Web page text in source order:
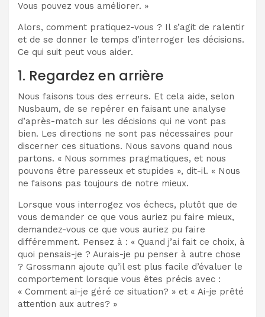
Vous pouvez vous améliorer. »
Alors, comment pratiquez-vous ? Il s’agit de ralentir
et de se donner le temps d’interroger les décisions.
Ce qui suit peut vous aider.
1. Regardez en arrière
Nous faisons tous des erreurs. Et cela aide, selon
Nusbaum, de se repérer en faisant une analyse
d’après-match sur les décisions qui ne vont pas
bien. Les directions ne sont pas nécessaires pour
discerner ces situations. Nous savons quand nous
partons. « Nous sommes pragmatiques, et nous
pouvons être paresseux et stupides », dit-il. « Nous
ne faisons pas toujours de notre mieux.
Lorsque vous interrogez vos échecs, plutôt que de
vous demander ce que vous auriez pu faire mieux,
demandez-vous ce que vous auriez pu faire
différemment. Pensez à : « Quand j’ai fait ce choix, à
quoi pensais-je ? Aurais-je pu penser à autre chose
? Grossmann ajoute qu’il est plus facile d’évaluer le
comportement lorsque vous êtes précis avec :
« Comment ai-je géré ce situation? » et « Ai-je prêté
attention aux autres? »